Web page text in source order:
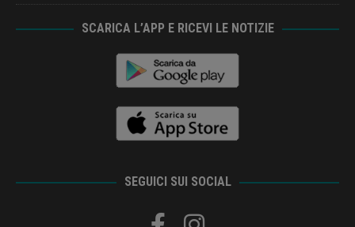
SCARICA L’APP E RICEVI LE NOTIZIE
SEGUICI SUI SOCIAL